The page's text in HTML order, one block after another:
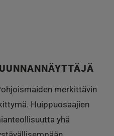
merkittävin
Huippuosaajien
yhä